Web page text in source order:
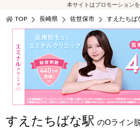
本サイトはプロモーション
TOP 長崎県 佐世保市 すえたちば
すえたちばな駅 のOライン